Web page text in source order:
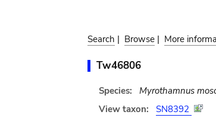
Search | Browse | More
Tw46806
Species: Myrothamnus
View taxon:
SN8392